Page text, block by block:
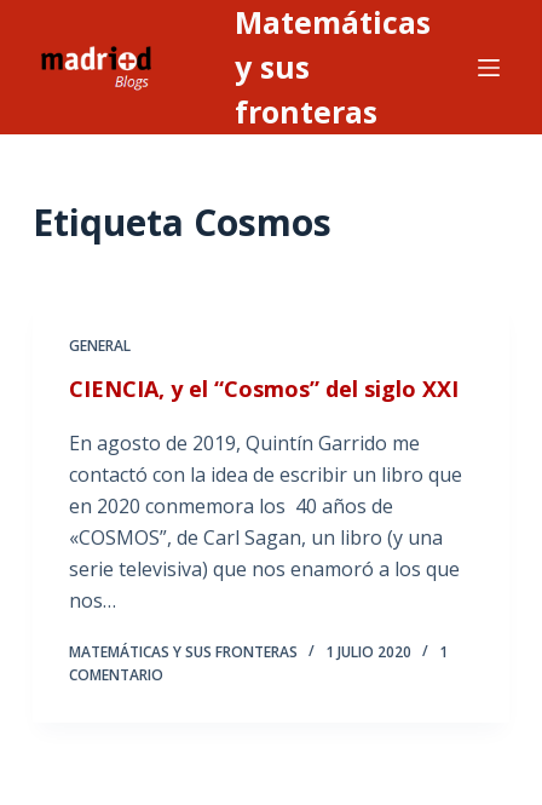
Matemáticas
y sus
fronteras
Etiqueta Cosmos
GENERAL
CIENCIA, y el “Cosmos” del siglo XXI
En agosto de 2019, Quintín Garrido me
contactó con la idea de escribir un libro que
en 2020 conmemora los 40 años de
«COSMOS”, de Carl Sagan, un libro (y una
serie televisiva) que nos enamoró a los que
nos…
MATEMÁTICAS Y SUS FRONTERAS 1 JULIO 2020
1
COMENTARIO